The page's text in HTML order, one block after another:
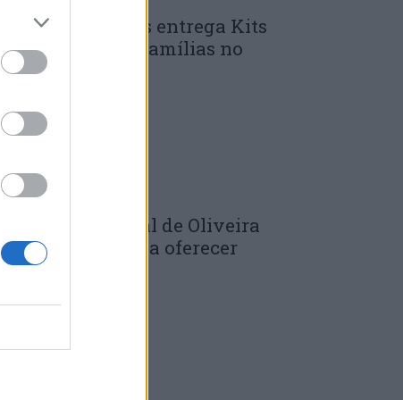
Município de Góis entrega Kits
Comunitários às famílias no
âmbito do...
Câmara Municipal de Oliveira
do Hospital volta a oferecer
cadernos de...